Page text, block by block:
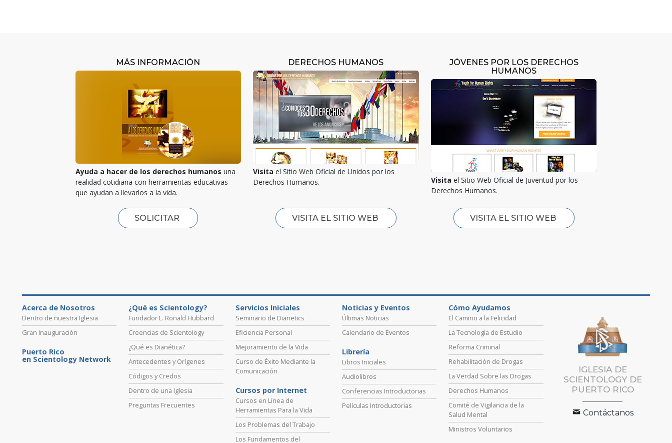
MÁS INFORMACIÓN
Ayuda a hacer de los derechos humanos una
realidad cotidiana con herramientas educativas
que ayudan a llevarlos a la vida.
SOLICITAR
DERECHOS HUMANOS
Visita el Sitio Web Oficial de Unidos por los
Derechos Humanos.
VISITA EL SITIO WEB
JÓVENES POR LOS DERECHOS
HUMANOS
Visita el Sitio Web Oficial de Juventud por los
Derechos Humanos.
VISITA EL SITIO WEB
Acerca de Nosotros
Dentro de nuestra Iglesia
Gran Inauguración
Puerto Rico
en Scientology Network
¿Qué es Scientology?
Fundador L. Ronald Hubbard
Creencias de Scientology
¿Qué es Dianética?
Antecedentes y Orígenes
Códigos y Credos
Dentro de una Iglesia
Preguntas Frecuentes
Servicios Iniciales
Seminario de Dianetics
Eficiencia Personal
Mejoramiento de la Vida
Curso de Éxito Mediante la
Comunicación
Cursos por Internet
Cursos en Línea de
Herramientas Para la Vida
Los Problemas del Trabajo
Los Fundamentos del
Noticias y Eventos
Últimas Noticias
Calendario de Eventos
Librería
Libros Iniciales
Audiolibros
Conferencias Introductorias
Películas Introductorias
Cómo Ayudamos
El Camino a la Felicidad
La Tecnología de Estudio
Reforma Criminal
Rehabilitación de Drogas
La Verdad Sobre las Drogas
Derechos Humanos
Comité de Vigilancia de la
Salud Mental
Ministros Voluntarios
IGLESIA DE
SCIENTOLOGY DE
PUERTO RICO
Contáctanos